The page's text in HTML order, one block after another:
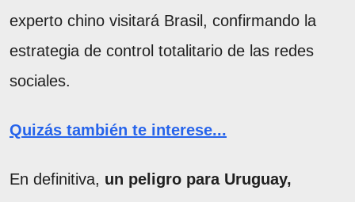
experto chino visitará Brasil, confirmando la
estrategia de control totalitario de las redes
sociales.
Quizás también te interese...
En definitiva, un peligro para Uruguay,